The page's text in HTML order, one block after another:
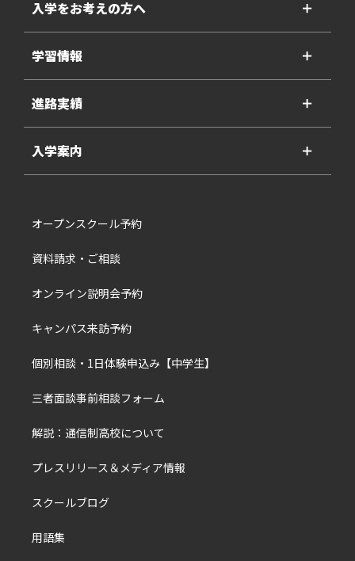
入学をお考えの方へ ＋
学習情報 ＋
進路実績 ＋
入学案内 ＋
オープンスクール予約
資料請求・ご相談
オンライン説明会予約
キャンパス来訪予約
個別相談・1日体験申込み【中学生】
三者面談事前相談フォーム
解説：通信制高校について
プレスリリース＆メディア情報
スクールブログ
用語集